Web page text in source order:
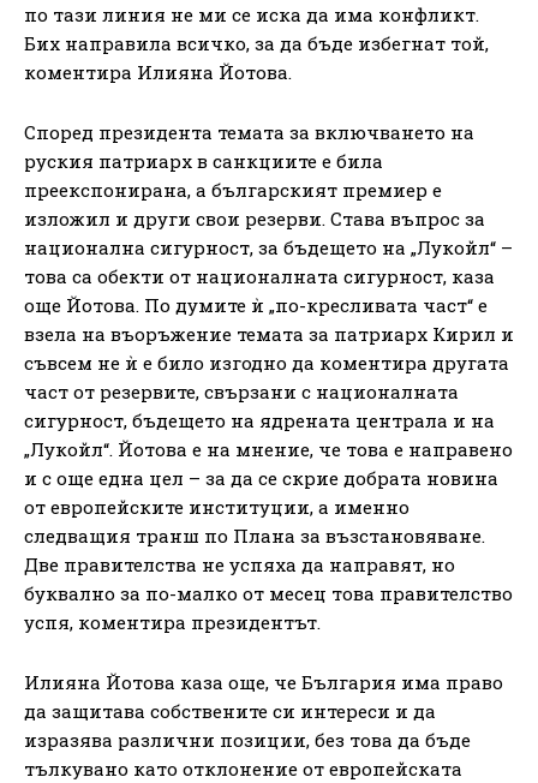
по тази линия не ми се иска да има конфликт.
Бих направила всичко, за да бъде избегнат той,
коментира Илияна Йотова.
Според президента темата за включването на
руския патриарх в санкциите е била
преекспонирана, а българският премиер е
изложил и други свои резерви. Става въпрос за
национална сигурност, за бъдещето на „Лукойл“ –
това са обекти от националната сигурност, каза
още Йотова. По думите ѝ „по-кресливата част“ е
взела на въоръжение темата за патриарх Кирил и
съвсем не ѝ е било изгодно да коментира другата
част от резервите, свързани с националната
сигурност, бъдещето на ядрената централа и на
„Лукойл“. Йотова е на мнение, че това е направено
и с още една цел – за да се скрие добрата новина
от европейските институции, а именно
следващия транш по Плана за възстановяване.
Две правителства не успяха да направят, но
буквално за по-малко от месец това правителство
успя, коментира президентът.
Илияна Йотова каза още, че България има право
да защитава собствените си интереси и да
изразява различни позиции, без това да бъде
тълкувано като отклонение от европейската